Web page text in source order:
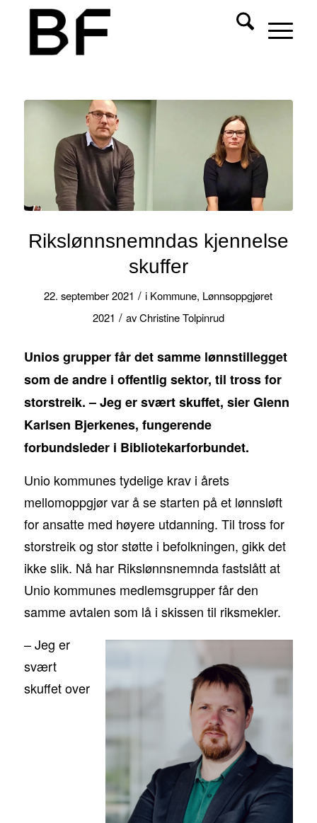
Rikslønnsnemndas kjennelse
skuffer
22. september 2021 / i Kommune, Lønnsoppgjøret
2021 / avChristine Tolpinrud
Unios grupper får det samme lønnstillegget
som de andre i offentlig sektor, til tross for
storstreik. – Jeg er svært skuffet, sier Glenn
Karlsen Bjerkenes, fungerende
forbundsleder i Bibliotekarforbundet.
Unio kommunes tydelige krav i årets
mellomoppgjør var å se starten på et lønnsløft
for ansatte med høyere utdanning. Til tross for
storstreik og stor støtte i befolkningen, gikk det
ikke slik. Nå har Rikslønnsnemnda fastslått at
Unio kommunes medlemsgrupper får den
samme avtalen som lå i skissen til riksmekler.
– Jeg er
svært
skuffet over